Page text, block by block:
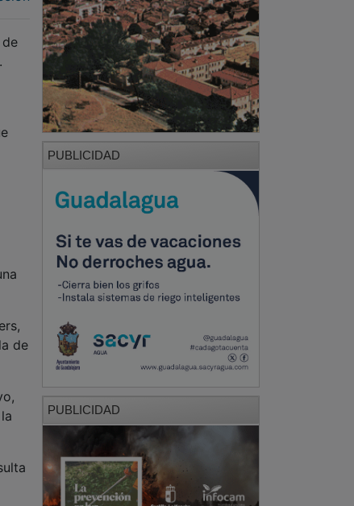
de
PUBLICIDAD
PUBLICIDAD